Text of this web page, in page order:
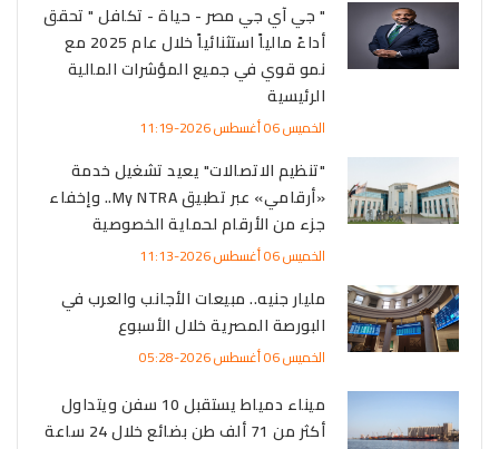
" جي آي جي مصر - حياة - تكافل " تحقق
أداءً مالياً استثنائياً خلال عام 2025 مع
نمو قوي في جميع المؤشرات المالية
الرئيسية
الخميس 06 أغسطس 2026-11:19
"تنظيم الاتصالات" يعيد تشغيل خدمة
«أرقامي» عبر تطبيق My NTRA.. وإخفاء
جزء من الأرقام لحماية الخصوصية
الخميس 06 أغسطس 2026-11:13
مليار جنيه.. مبيعات الأجانب والعرب في
البورصة المصرية خلال الأسبوع
الخميس 06 أغسطس 2026-05:28
ميناء دمياط يستقبل 10 سفن ويتداول
أكثر من 71 ألف طن بضائع خلال 24 ساعة